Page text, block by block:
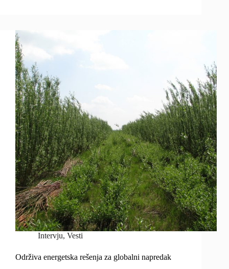
Intervju,Vesti
Održiva energetska rešenja za globalni napredak